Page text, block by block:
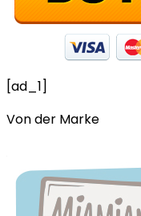
[ad_1]
Von der Marke